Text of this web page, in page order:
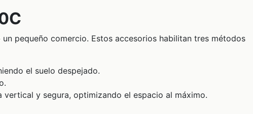
pequeño comercio. Estos accesorios habilitan tres métodos
el suelo despejado.
y segura, optimizando el espacio al máximo.